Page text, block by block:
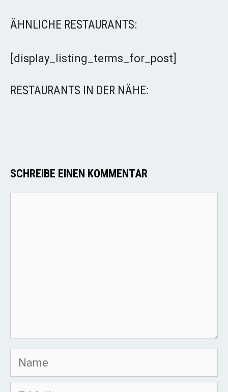
ÄHNLICHE RESTAURANTS:
[display_listing_terms_for_post]
RESTAURANTS IN DER NÄHE:
SCHREIBE EINEN KOMMENTAR
Name